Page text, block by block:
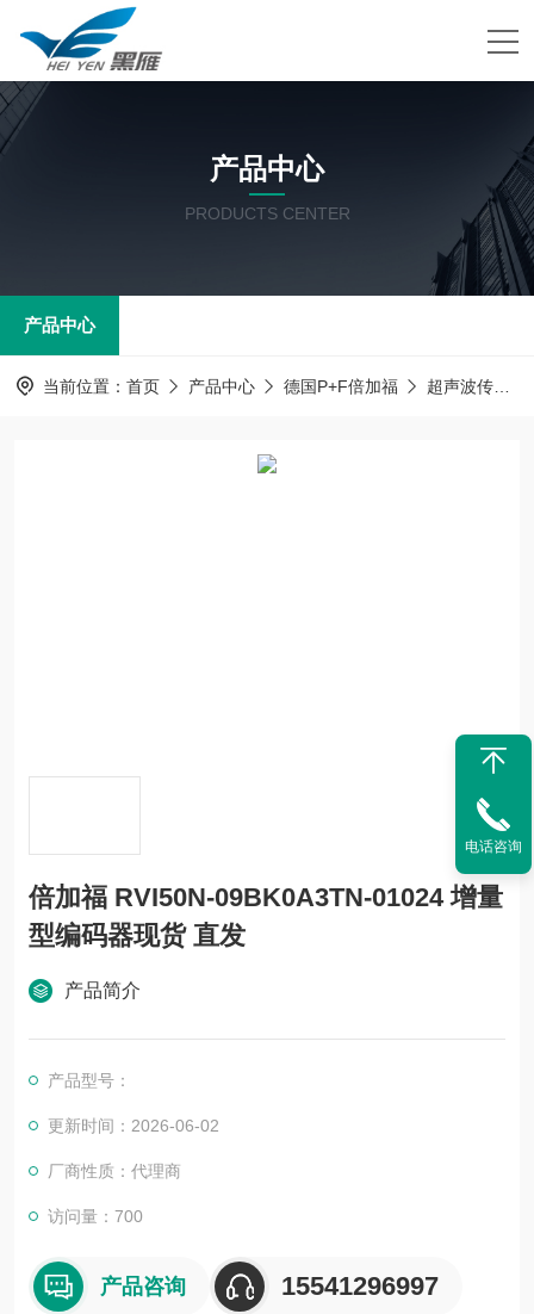
产品中心
PRODUCTS CENTER
产品中心
当前位置： 首页 产品中心 德国P+F倍加福 超声波传感器
倍加福 RVI50N-09BK0A3TN-01024 增量
型编码器现货 直发
产品简介
产品型号：
更新时间：2026-06-02
厂商性质：代理商
访问量：700
产品咨询 15541296997
电话咨询